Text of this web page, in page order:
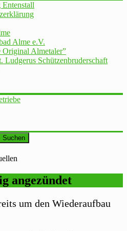
Alme e.V.
Almetaler”
Ludgerus Schützenbruderschaft
Suchen
angezündet
um den Wiederaufbau